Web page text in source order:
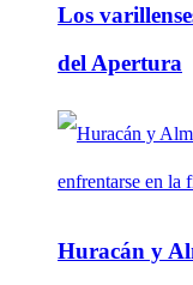
Los
del Apertura
Huracán y